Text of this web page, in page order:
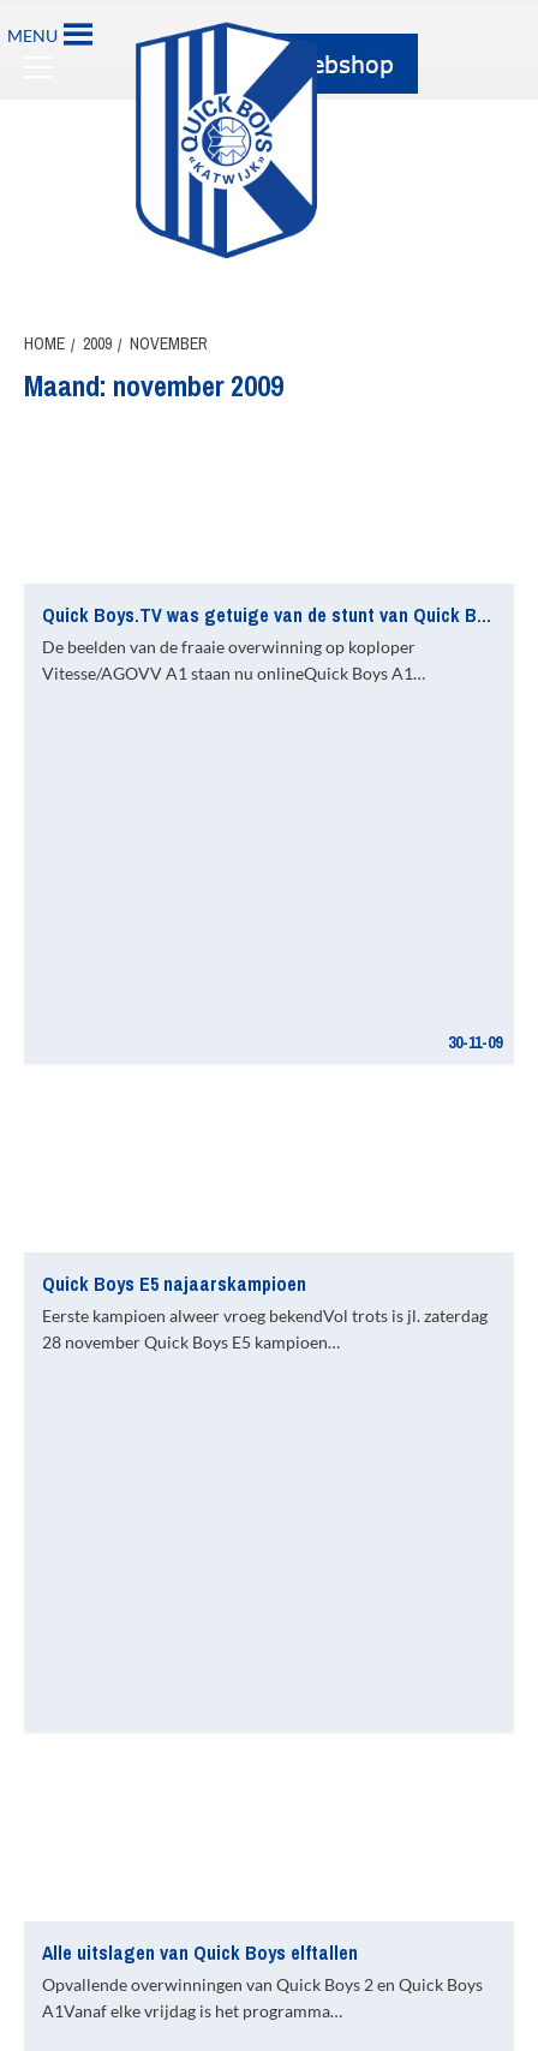
naar
MENU
Primary
HOME 2009 NOVEMBER
Maand: november 2009
Quick Boys.TV was getuige van de stunt van Quick Boys A1
De beelden van de fraaie overwinning op koploper
Vitesse/AGOVV A1 staan nu onlineQuick Boys A1…
30-11-09
Quick Boys E5 najaarskampioen
Eerste kampioen alweer vroeg bekendVol trots is jl. zaterdag
28 november Quick Boys E5 kampioen…
Alle uitslagen van Quick Boys elftallen
Opvallende overwinningen van Quick Boys 2 en Quick Boys
A1Vanaf elke vrijdag is het programma…